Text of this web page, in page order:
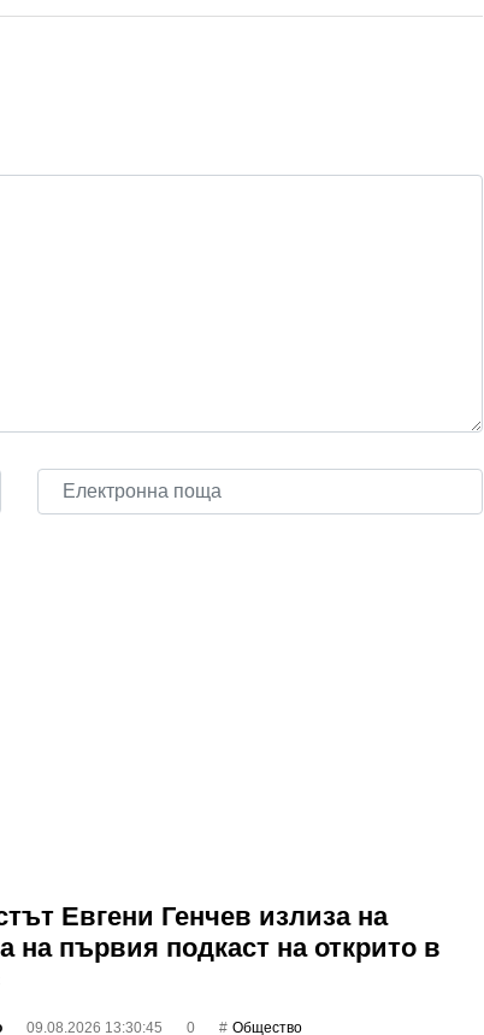
Евгени Генчев излиза на
на първия подкаст на открито в
09.08.2026 13:30:45 0 Общество